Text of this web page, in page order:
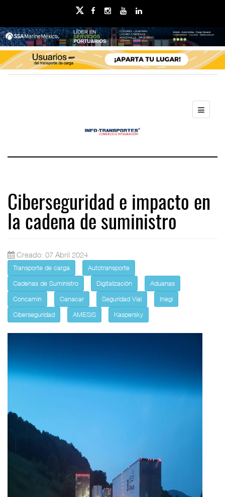
Ciberseguridad e impacto en
la cadena de suministro
Creado: 07 Abril 2024
Transporte de carga
Autotransporte
Cadenas de Suministro
Digitalización
Aduanas
Concamin
Canacar Seguridad Vial
Inegi
Ciberseguridad
AMESIS Kaspersky